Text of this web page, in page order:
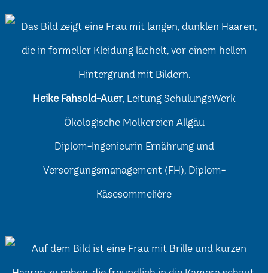
Heike Fahsold-Auer, Leitung SchulungsWerk
Ökologische Molkereien Allgäu
Diplom-Ingenieurin Ernährung und
Versorgungsmanagement (FH), Diplom-
Käsesommelière